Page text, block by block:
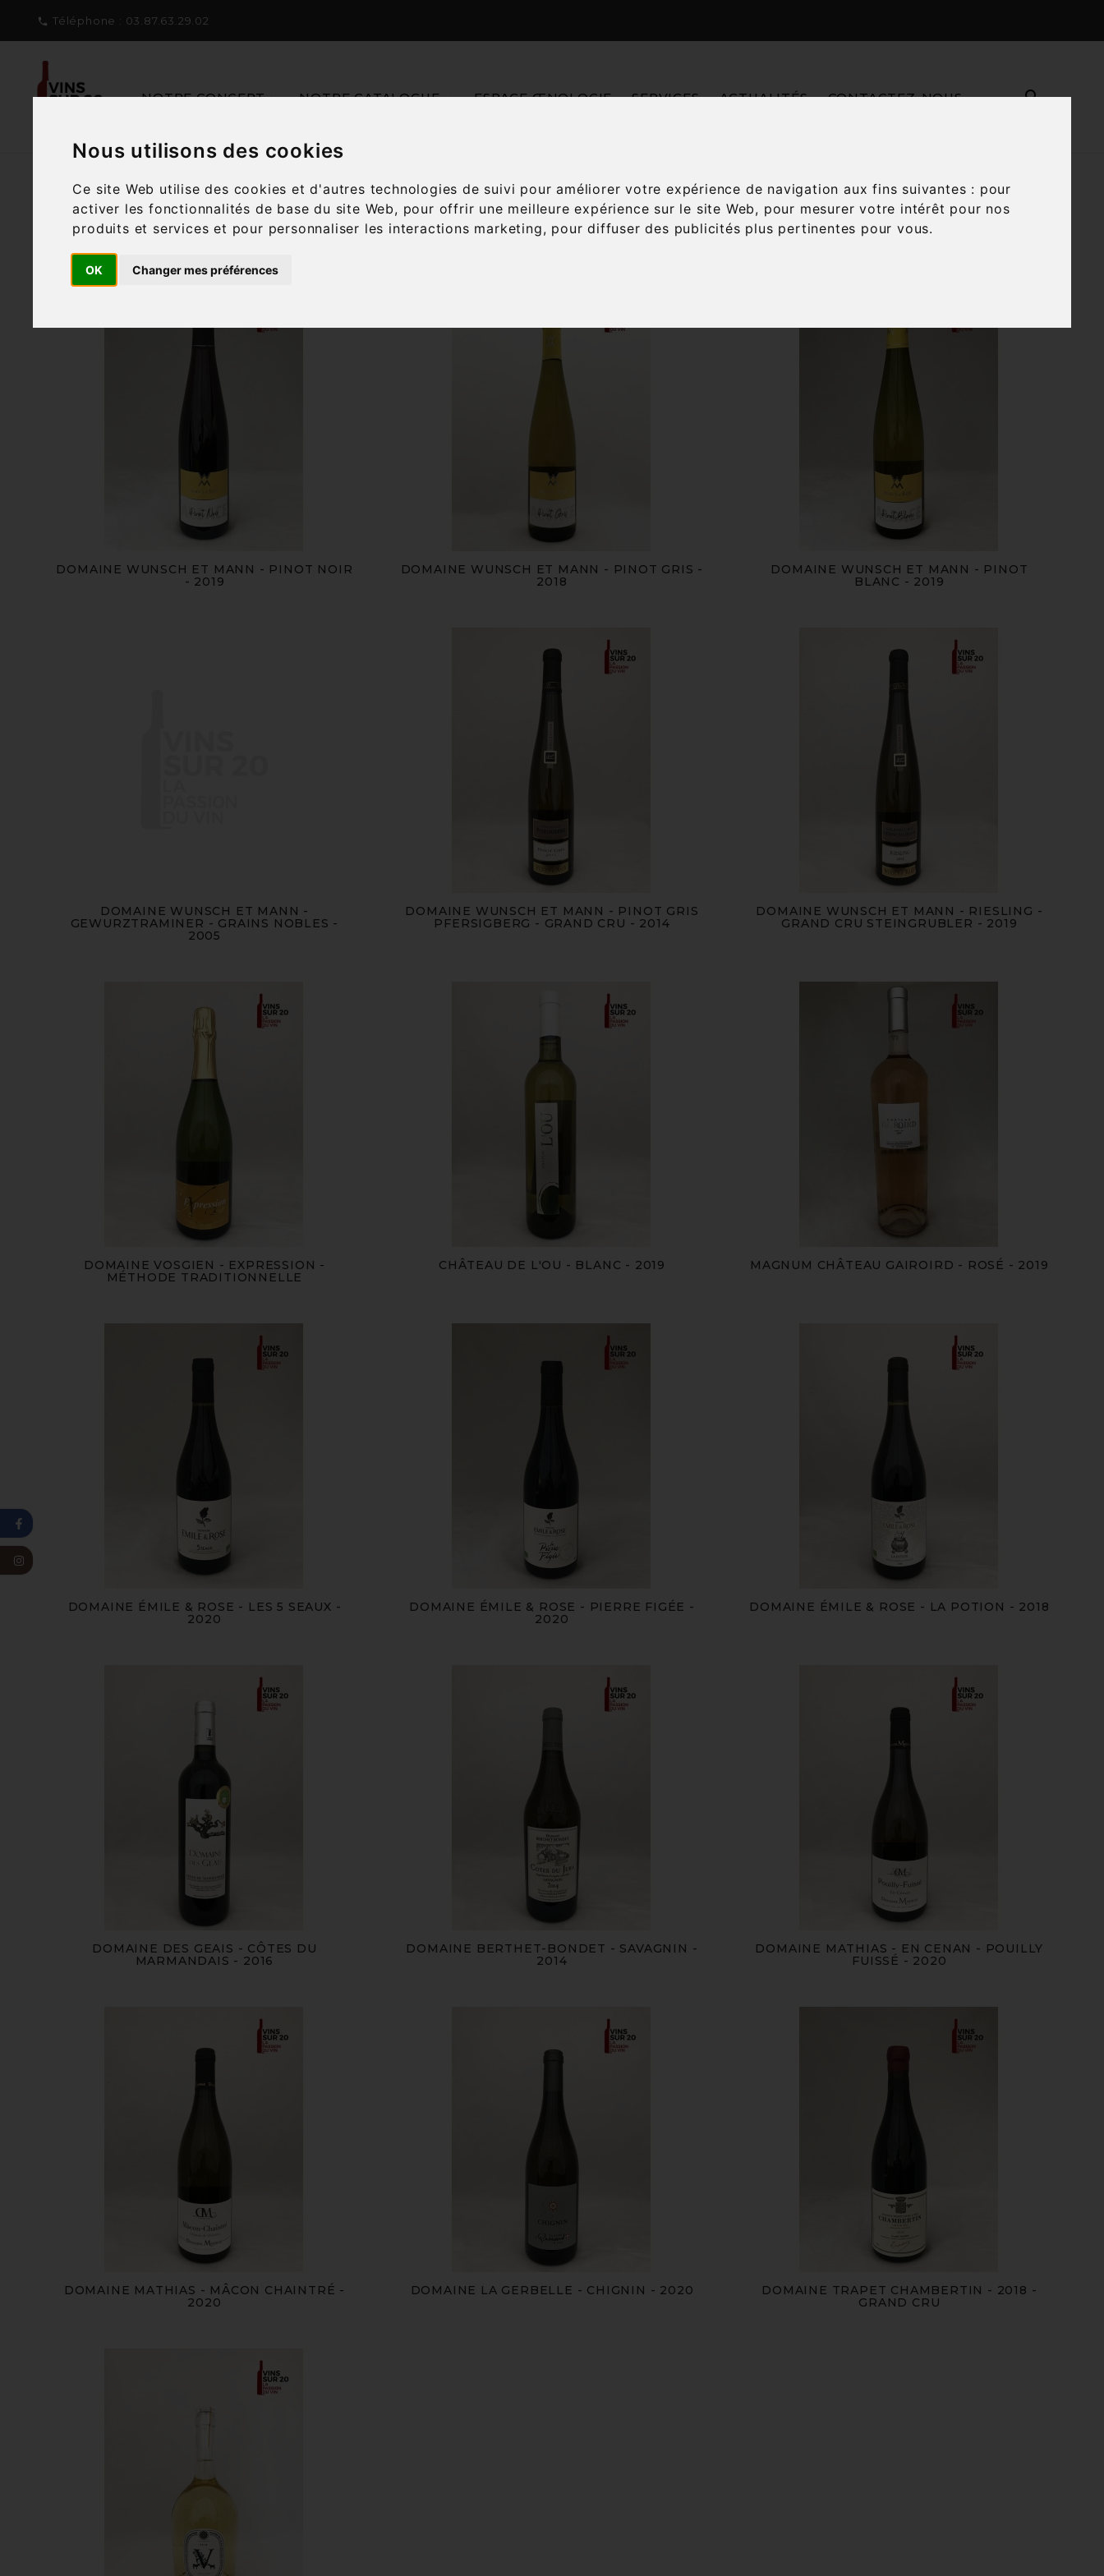
Nous utilisons des cookies
Ce site Web utilise des cookies et d'autres technologies de suivi pour améliorer votre expérience de navigation aux fins suivantes : pour
activer les fonctionnalités de base du site Web, pour offrir une meilleure expérience sur le site Web, pour mesurer votre intérêt pour nos
produits et services et pour personnaliser les interactions marketing, pour diffuser des publicités plus pertinentes pour vous.
OK Changer mes préférences
 Téléphone : 03.87.63.29.02
NOTRE CONCEPT NOTRE CATALOGUE ESPACE ŒNOLOGIE SERVICES ACTUALITÉS CONTACTEZ-NOUS 
 Filtre 19 articles Trier par : Pertinence
DOMAINE WUNSCH ET MANN - PINOT NOIR
- 2019
DOMAINE WUNSCH ET MANN - PINOT GRIS -
2018
DOMAINE WUNSCH ET MANN - PINOT
BLANC - 2019
DOMAINE WUNSCH ET MANN -
GEWURZTRAMINER - GRAINS NOBLES -
2005
DOMAINE WUNSCH ET MANN - PINOT GRIS
PFERSIGBERG - GRAND CRU - 2014
DOMAINE WUNSCH ET MANN - RIESLING -
GRAND CRU STEINGRUBLER - 2019
DOMAINE VOSGIEN - EXPRESSION -
MÉTHODE TRADITIONNELLE
CHÂTEAU DE L'OU - BLANC - 2019 MAGNUM CHÂTEAU GAIROIRD - ROSÉ - 2019
DOMAINE ÉMILE & ROSE - LES 5 SEAUX -
2020
DOMAINE ÉMILE & ROSE - PIERRE FIGÉE -
2020
DOMAINE ÉMILE & ROSE - LA POTION - 2018
DOMAINE DES GEAIS - CÔTES DU
MARMANDAIS - 2016
DOMAINE BERTHET-BONDET - SAVAGNIN -
2014
DOMAINE MATHIAS - EN CENAN - POUILLY
FUISSÉ - 2020
DOMAINE MATHIAS - MÂCON CHAINTRÉ -
2020
DOMAINE LA GERBELLE - CHIGNIN - 2020
DOMAINE TRAPET CHAMBERTIN - 2018 -
GRAND CRU